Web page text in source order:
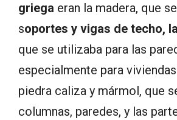
griega eran la madera, que
soportes y vigas de techo,
que se utilizaba para las
especialmente para
piedra caliza y mármol, que
columnas, paredes, y las